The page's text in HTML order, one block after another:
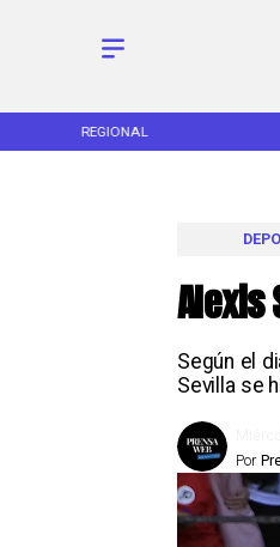
REGIONAL
Alexis
Según el
Sevilla se
Por